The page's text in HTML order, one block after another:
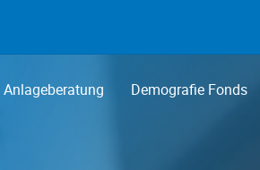
Anlageberatung Demografie Fonds